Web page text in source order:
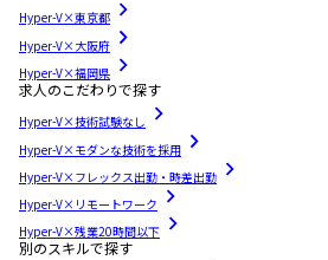
Hyper-V×東京都
Hyper-V×大阪府
Hyper-V×福岡県
求人のこだわりで探す
Hyper-V×技術試験なし
Hyper-V×モダンな技術を採用
Hyper-V×フレックス出勤・時差出勤
Hyper-V×リモートワーク
Hyper-V×残業20時間以下
別のスキルで探す